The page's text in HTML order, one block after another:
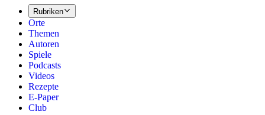
Rubriken
Orte
Themen
Autoren
Spiele
Podcasts
Videos
Rezepte
E-Paper
Club